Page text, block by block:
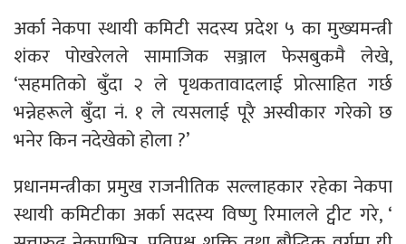
अर्का नेकपा स्थायी कमिटी सदस्य प्रदेश ५ का मुख्यमन्त्री
शंकर पोखरेलले सामाजिक सञ्जाल फेसबुकमै लेखे,
‘सहमतिको बुँदा २ ले पृथकतावादलाई प्रोत्साहित गर्छ
भन्नेहरूले बुँदा नं. १ ले त्यसलाई पूरै अस्वीकार गरेको छ
भनेर किन नदेखेको होला ?’
प्रधानमन्त्रीका प्रमुख राजनीतिक सल्लाहकार रहेका नेकपा
स्थायी कमिटीका अर्का सदस्य विष्णु रिमालले ट्वीट गरे, ‘